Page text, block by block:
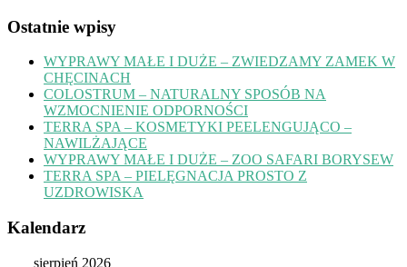
Ostatnie wpisy
WYPRAWY MAŁE I DUŻE – ZWIEDZAMY ZAMEK W
CHĘCINACH
COLOSTRUM – NATURALNY SPOSÓB NA
WZMOCNIENIE ODPORNOŚCI
TERRA SPA – KOSMETYKI PEELENGUJĄCO –
NAWILŻAJĄCE
WYPRAWY MAŁE I DUŻE – ZOO SAFARI BORYSEW
TERRA SPA – PIELĘGNACJA PROSTO Z
UZDROWISKA
Kalendarz
sierpień 2026